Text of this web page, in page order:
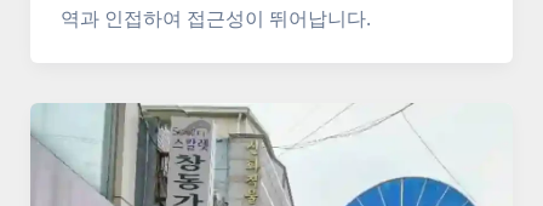
역과 인접하여 접근성이 뛰어납니다.